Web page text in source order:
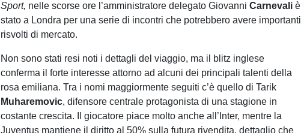
Sport, nelle scorse ore l’amministratore delegato GiovanniCarnevali è
stato a Londra per una serie di incontri che potrebbero avere importanti
risvolti di mercato.
Non sono stati resi noti i dettagli del viaggio, ma il blitz inglese
conferma il forte interesse attorno ad alcuni dei principali talenti della
rosa emiliana. Tra i nomi maggiormente seguiti c’è quello di Tarik
Muharemovic, difensore centrale protagonista di una stagione in
costante crescita. Il giocatore piace molto anche all’Inter, mentre la
Juventus mantiene il diritto al 50% sulla futura rivendita, dettaglio che